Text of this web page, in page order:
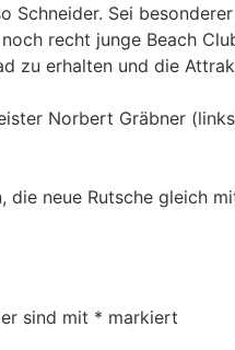
Sei
recht junge Beach
zu erhalten und die
Norbert Gräbner
neue Rutsche gleich
sind mit * markiert